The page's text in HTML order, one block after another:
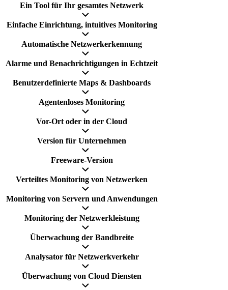
Ein Tool für Ihr gesamtes Netzwerk
Einfache Einrichtung, intuitives Monitoring
Automatische Netzwerkerkennung
Alarme und Benachrichtigungen in Echtzeit
Benutzerdefinierte Maps & Dashboards
Agentenloses Monitoring
Vor-Ort oder in der Cloud
Version für Unternehmen
Freeware-Version
Verteiltes Monitoring von Netzwerken
Monitoring von Servern und Anwendungen
Monitoring der Netzwerkleistung
Überwachung der Bandbreite
Analysator für Netzwerkverkehr
Überwachung von Cloud Diensten